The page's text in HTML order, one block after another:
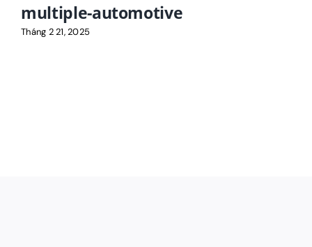
multiple-automotive
Tháng 2 21, 2025